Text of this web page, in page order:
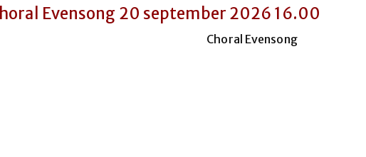
Evensong 20 september 2026 16.00